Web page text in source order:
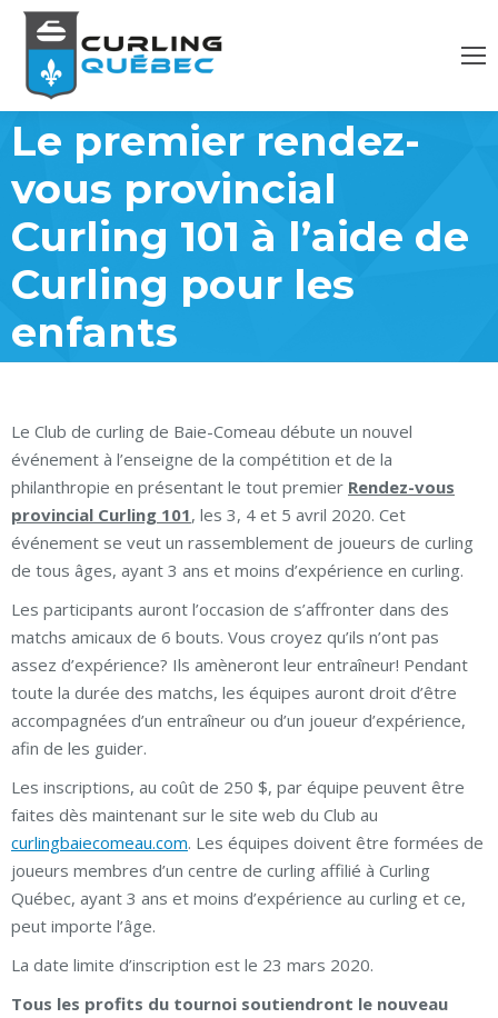
Le premier rendez-
vous provincial
Curling 101 à l’aide de
Curling pour les
enfants
Le Club de curling de Baie-Comeau débute un nouvel
événement à l’enseigne de la compétition et de la
philanthropie en présentant le tout premier Rendez-vous
provincial Curling 101, les 3, 4 et 5 avril 2020. Cet
événement se veut un rassemblement de joueurs de curling
de tous âges, ayant 3 ans et moins d’expérience en curling.
Les participants auront l’occasion de s’affronter dans des
matchs amicaux de 6 bouts. Vous croyez qu’ils n’ont pas
assez d’expérience? Ils amèneront leur entraîneur! Pendant
toute la durée des matchs, les équipes auront droit d’être
accompagnées d’un entraîneur ou d’un joueur d’expérience,
afin de les guider.
Les inscriptions, au coût de 250 $, par équipe peuvent être
faites dès maintenant sur le site web du Club au
curlingbaiecomeau.com. Les équipes doivent être formées de
joueurs membres d’un centre de curling affilié à Curling
Québec, ayant 3 ans et moins d’expérience au curling et ce,
peut importe l’âge.
La date limite d’inscription est le 23 mars 2020.
Tous les profits du tournoi soutiendront le nouveau